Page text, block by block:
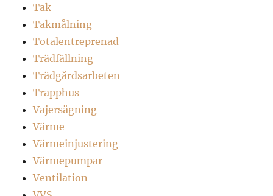
Tak
Takmålning
Totalentreprenad
Trädfällning
Trädgårdsarbeten
Trapphus
Vajersågning
Värme
Värmeinjustering
Värmepumpar
Ventilation